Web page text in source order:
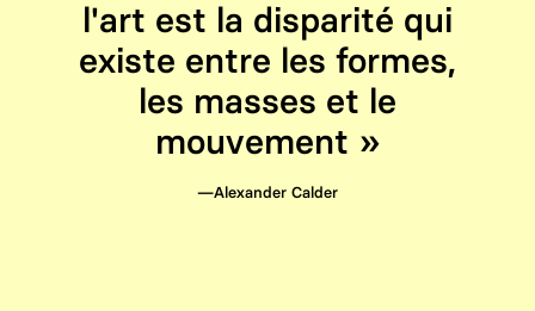
l'art est la disparité qui
existe entre les formes,
les masses et le
mouvement
—Alexander Calder